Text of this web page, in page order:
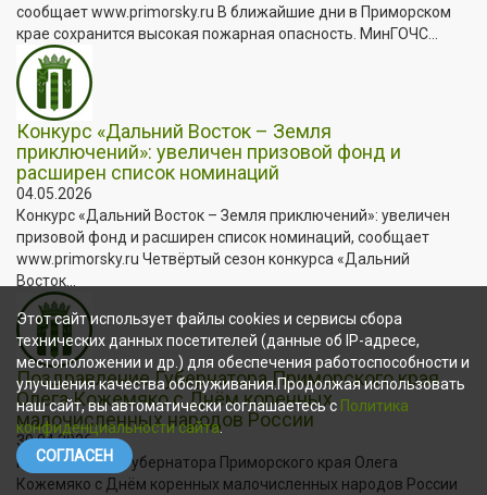
сообщает www.primorsky.ru В ближайшие дни в Приморском
крае сохранится высокая пожарная опасность. МинГОЧС...
Конкурс «Дальний Восток – Земля
приключений»: увеличен призовой фонд и
расширен список номинаций
04.05.2026
Конкурс «Дальний Восток – Земля приключений»: увеличен
призовой фонд и расширен список номинаций, сообщает
www.primorsky.ru Четвёртый сезон конкурса «Дальний
Восток...
Поздравление Губернатора Приморского края
Олега Кожемяко с Днём коренных
малочисленных народов России
30.04.2026
Поздравление Губернатора Приморского края Олега
Кожемяко с Днём коренных малочисленных народов России
Этот сайт использует файлы cookies и сервисы сбора
технических данных посетителей (данные об IP-адресе,
местоположении и др.) для обеспечения работоспособности и
улучшения качества обслуживания.Продолжая использовать
наш сайт, вы автоматически соглашаетесь с Политика
конфиденциальности сайта.
СОГЛАСЕН